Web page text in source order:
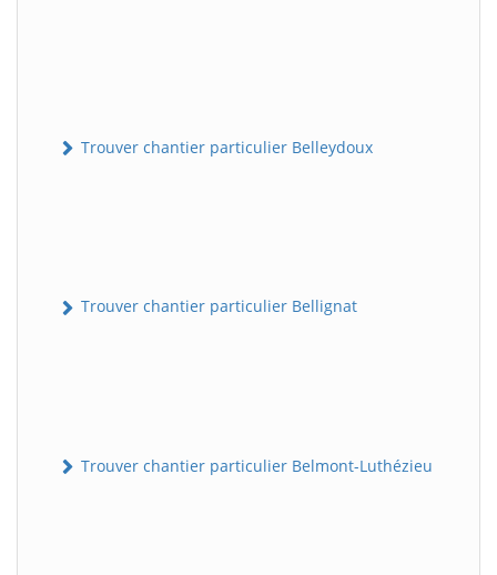
Trouver chantier particulier Belleydoux
Trouver chantier particulier Bellignat
Trouver chantier particulier Belmont-Luthézieu